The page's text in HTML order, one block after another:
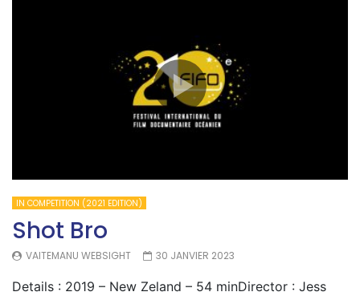
IN COMPETITION (2021 EDITION)
Shot Bro
VAITEMANU WEBSIGHT 30 JANVIER 2023
Details : 2019 – New Zeland – 54 minDirector : Jess